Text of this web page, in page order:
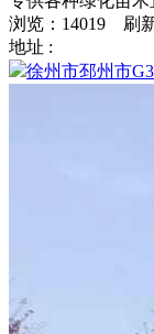
浏览：14019 刷
地址 :
徐州市邳州市